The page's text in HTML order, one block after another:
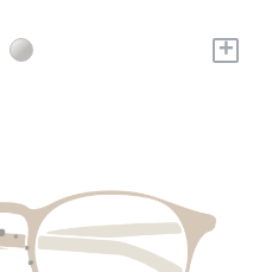
+